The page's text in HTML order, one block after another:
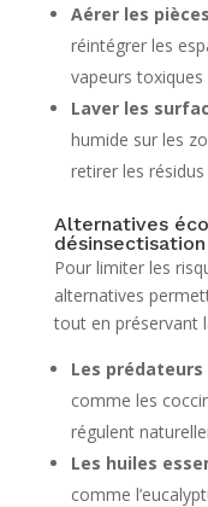
Aérer les pièces
réintégrer les
vapeurs
Laver les
humide sur les
retirer les
Alternatives
Pour limiter les
alternatives
tout en préservant
Les
comme les
régulent
Les huiles
comme